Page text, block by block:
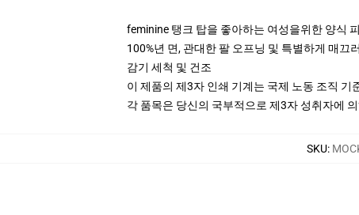
feminine 탱크 탑을 좋아하는 여성을위한 양식
100%년 면, 관대한 팔 오프닝 및 특별하게 매끄
감기 세척 및 건조
이 제품의 제3자 인쇄 기계는 국제 노동 조직 기
각 품목은 당신의 국부적으로 제3자 성취자에
SKU: